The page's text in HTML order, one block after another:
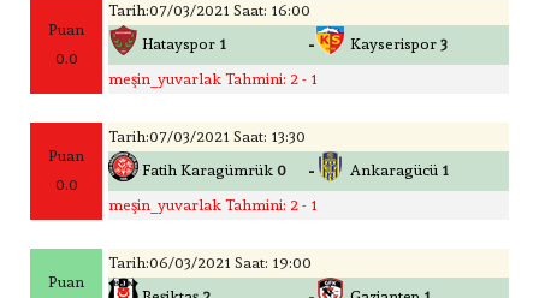
Puan
0.0
Tarih:07/03/2021 Saat: 16:00
Hatayspor 1 - Kayserispor 3
meşin_yuvarlak Tahmini: 2 - 1
Puan
0.0
Tarih:07/03/2021 Saat: 13:30
Fatih Karagümrük 0 - Ankaragücü 1
meşin_yuvarlak Tahmini: 2 - 1
Puan
Tarih:06/03/2021 Saat: 19:00